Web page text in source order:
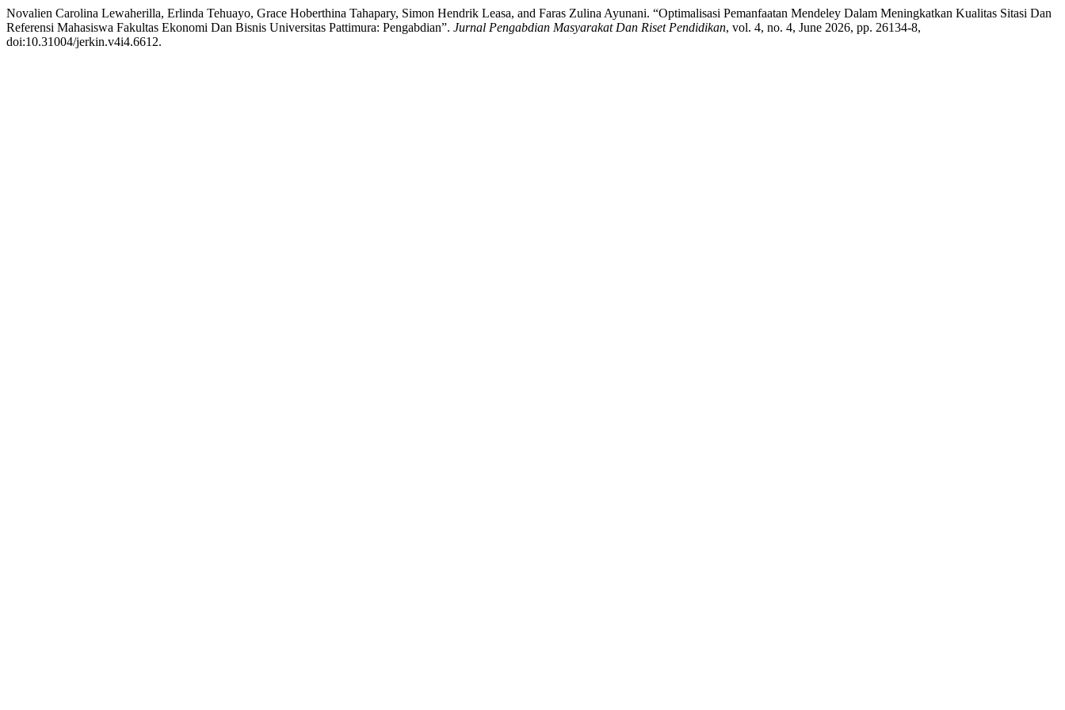
Novalien Carolina Lewaherilla, Erlinda Tehuayo, Grace Hoberthina Tahapary, Simon Hendrik Leasa, and Faras Zulina Ayunani. “Optimalisasi Pemanfaatan Mendeley Dalam Meningkatkan Kualitas Sitasi Dan
Referensi Mahasiswa Fakultas Ekonomi Dan Bisnis Universitas Pattimura: Pengabdian”. Jurnal Pengabdian Masyarakat Dan Riset Pendidikan, vol. 4, no. 4, June 2026, pp. 26134-8,
doi:10.31004/jerkin.v4i4.6612.